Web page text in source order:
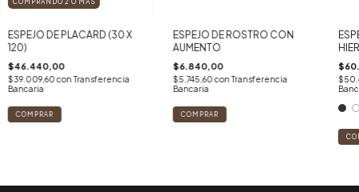
ESPEJO DE PLACARD (30 X
120)
$46.440,00
$39.009,60con Transferencia
Bancaria
ESPEJO DE ROSTRO CON
AUMENTO
$6.840,00
$5.745,60con Transferencia
Bancaria